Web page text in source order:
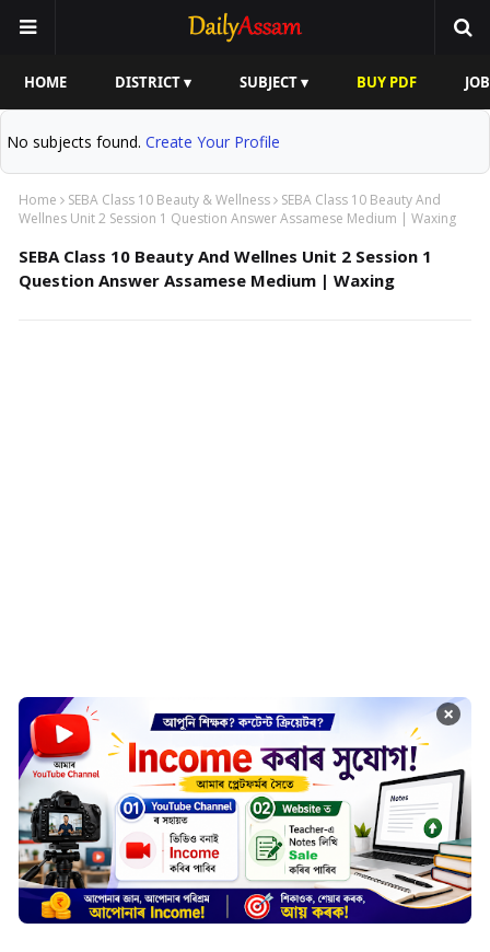
HOME DISTRICT ▾ SUBJECT ▾ BUY PDF
No subjects found. Create Your Profile
Home SEBA Class 10 Beauty & Wellness
SEBA Class 10 Beauty And
Wellnes Unit 2 Session 1 Question Answer Assamese Medium | Waxing
SEBA Class 10 Beauty And Wellnes Unit 2 Session 1
Question Answer Assamese Medium | Waxing
×